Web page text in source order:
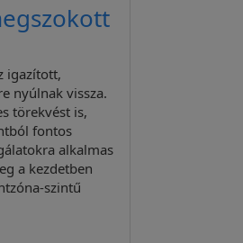
igazított,
nyúlnak vissza.
törekvést is,
fontos
alkalmas
a kezdetben
szintű